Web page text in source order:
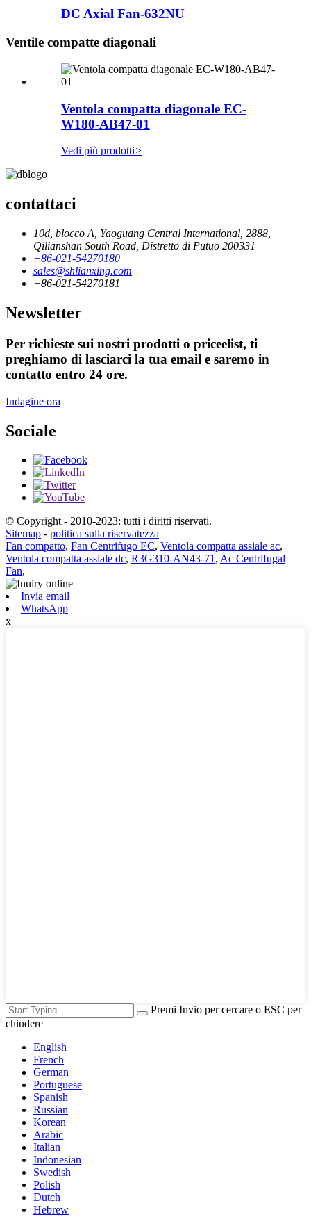
DC Axial Fan-632NU
Ventile compatte diagonali
Ventola compatta diagonale EC-
W180-AB47-01
Vedi più prodotti>
contattaci
10d, blocco A, Yaoguang Central International, 2888,
Qilianshan South Road, Distretto di Putuo 200331
+86-021-54270180
sales@shlianxing.com
+86-021-54270181
Newsletter
Per richieste sui nostri prodotti o priceelist, ti
preghiamo di lasciarci la tua email e saremo in
contatto entro 24 ore.
Indagine ora
Sociale
© Copyright - 2010-2023: tutti i diritti riservati.
Sitemap - politica sulla riservatezza
Fan compatto, Fan Centrifugo EC, Ventola compatta assiale ac,
Ventola compatta assiale dc, R3G310-AN43-71, Ac Centrifugal
Fan,
Invia email
WhatsApp
x
Premi Invio per cercare o ESC per
chiudere
English
French
German
Portuguese
Spanish
Russian
Korean
Arabic
Italian
Indonesian
Swedish
Polish
Dutch
Hebrew